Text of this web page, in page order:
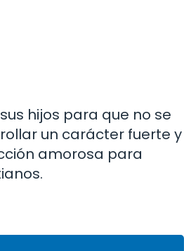
hijos para que no se
un carácter fuerte y
amorosa para